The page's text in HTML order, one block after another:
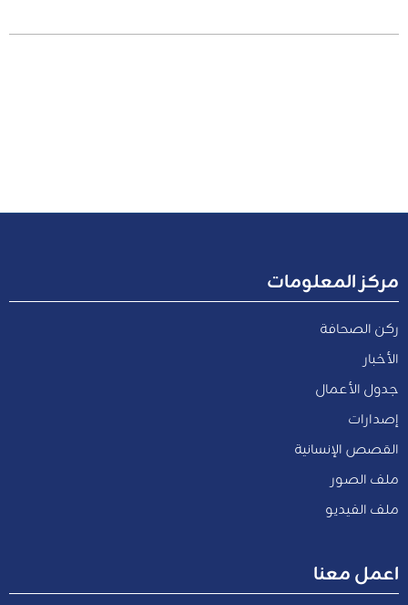
مركز المعلومات
ركن الصحافة
الأخبار
جدول الأعمال
إصدارات
القصص الإنسانية
ملف الصور
ملف الفيديو
اعمل معنا